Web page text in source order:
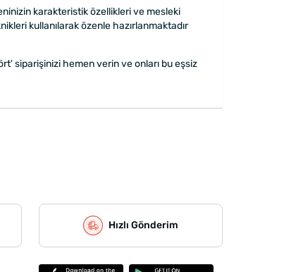
karakteristik özellikleri ve mesleki
kullanılarak özenle hazırlanmaktadır
siparişinizi hemen verin ve onları bu eşsiz
Hızlı Gönderim